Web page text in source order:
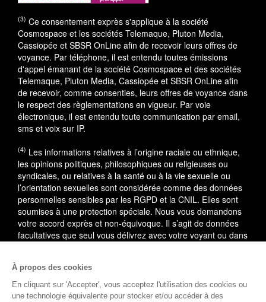
(3) Ce consentement exprès s'applique à la société
Cosmospace et les sociétés Telemaque, Pluton Media,
Cassiopée et SBSR OnLine afin de recevoir leurs offres de
voyance. Par téléphone, il est entendu toutes émissions
d'appel émanant de la société Cosmospace et des sociétés
Telemaque, Pluton Media, Cassiopée et SBSR OnLine afin
de recevoir, comme consenties, leurs offres de voyance dans
le respect des règlementations en vigueur. Par voie
électronique, il est entendu toute communication par email,
sms et voix sur IP.
(4) Les informations relatives à l’origine raciale ou ethnique,
les opinions politiques, philosophiques ou religieuses ou
syndicales, ou relatives à la santé ou à la vie sexuelle ou
l’orientation sexuelles sont considérée comme des données
personnelles sensibles par les RGPD et la CNIL. Elles sont
soumises à une protection spéciale. Nous vous demandons
votre accord exprès et non-équivoque. Il s’agit de données
facultatives que seul vous délivrez avec votre voyant ou dans
En cas de litige, vous pouvez saisir le médiateur de la
consommation : AVENIR CONSO, 09 53 01 02 69. En savoir
plus
À propos des cookies
En cliquant sur 'Accepter', vous acceptez l'utilisation des cookies ou
une technologie équivalente pour stocker et/ou accéder à des